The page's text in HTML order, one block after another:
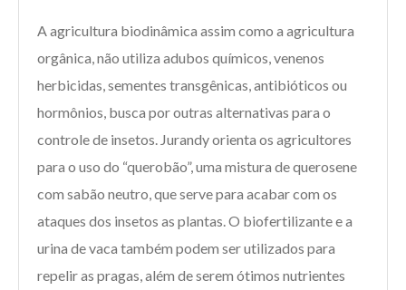
A agricultura biodinâmica assim como a agricultura
orgânica, não utiliza adubos químicos, venenos
herbicidas, sementes transgênicas, antibióticos ou
hormônios, busca por outras alternativas para o
controle de insetos. Jurandy orienta os agricultores
para o uso do “querobão”, uma mistura de querosene
com sabão neutro, que serve para acabar com os
ataques dos insetos as plantas. O biofertilizante e a
urina de vaca também podem ser utilizados para
repelir as pragas, além de serem ótimos nutrientes